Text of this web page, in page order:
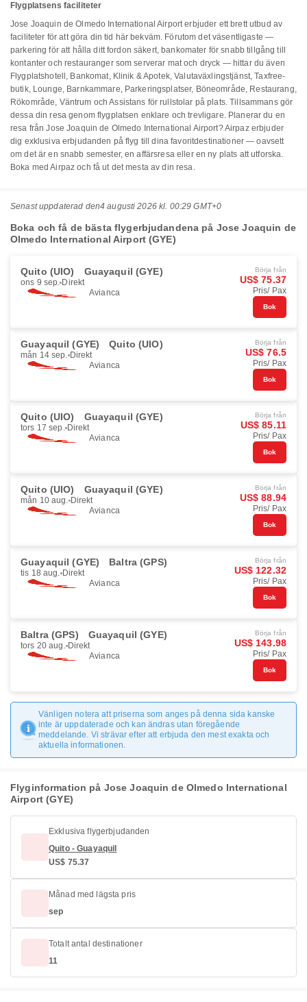
Flygplatsens faciliteter
Jose Joaquin de Olmedo International Airport erbjuder ett brett utbud av
faciliteter för att göra din tid här bekväm. Förutom det väsentligaste —
parkering för att hålla ditt fordon säkert, bankomater för snabb tillgång till
kontanter och restauranger som serverar mat och dryck — hittar du även
Flygplatshotell, Bankomat, Klinik & Apotek, Valutaväxlingstjänst, Taxfree-
butik, Lounge, Barnkammare, Parkeringsplatser, Böneområde, Restaurang,
Rökområde, Väntrum och Assistans för rullstolar på plats. Tillsammans gör
dessa din resa genom flygplatsen enklare och trevligare. Planerar du en
resa från Jose Joaquin de Olmedo International Airport? Airpaz erbjuder
dig exklusiva erbjudanden på flyg till dina favoritdestinationer — oavsett
om det är en snabb semester, en affärsresa eller en ny plats att utforska.
Boka med Airpaz och få ut det mesta av din resa.
Senast uppdaterad den4 augusti 2026 kl. 00:29 GMT+0
Boka och få de bästa flygerbjudandena på Jose Joaquin de
Olmedo International Airport (GYE)
Quito (UIO) Guayaquil (GYE)
ons 9 sep. Direkt
Avianca
Börja från
US$ 75.37
Pris/ Pax
Bok
Guayaquil (GYE) Quito (UIO)
mån 14 sep. Direkt
Avianca
Börja från
US$ 76.5
Pris/ Pax
Bok
Quito (UIO) Guayaquil (GYE)
tors 17 sep. Direkt
Avianca
Börja från
US$ 85.11
Pris/ Pax
Bok
Quito (UIO) Guayaquil (GYE)
mån 10 aug. Direkt
Avianca
Börja från
US$ 88.94
Pris/ Pax
Bok
Guayaquil (GYE) Baltra (GPS)
tis 18 aug. Direkt
Avianca
Börja från
US$ 122.32
Pris/ Pax
Bok
Baltra (GPS) Guayaquil (GYE)
tors 20 aug. Direkt
Avianca
Börja från
US$ 143.98
Pris/ Pax
Bok
Vänligen notera att priserna som anges på denna sida kanske
inte är uppdaterade och kan ändras utan föregående
meddelande. Vi strävar efter att erbjuda den mest exakta och
aktuella informationen.
Flyginformation på Jose Joaquin de Olmedo International
Airport (GYE)
Exklusiva flygerbjudanden
Quito - Guayaquil
US$ 75.37
Månad med lägsta pris
sep
Totalt antal destinationer
11